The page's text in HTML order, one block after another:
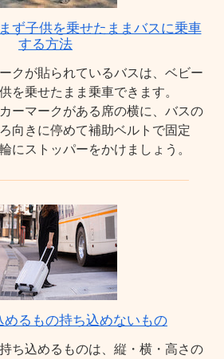
ず子供を乗せたままバスに乗車
する方法
クが貼られているバスは、ベビー
を乗せたまま乗車できます。
ーマークがある席の横に、バスの
向きに停めて補助ベルトで固定
にストッパーをかけましょう。
めるもの持ち込めないもの
ち込めるものは、縦・横・高さの